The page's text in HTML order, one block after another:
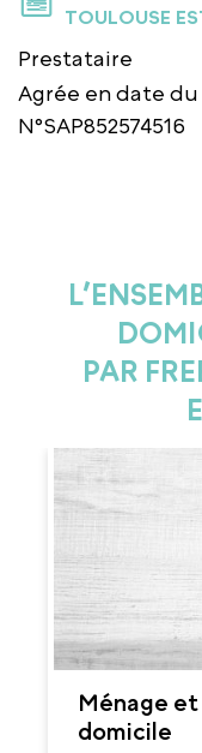
TOULOUSE
Prestataire
Agrée en date du
N°SAP852574516
PAR
Ménage et
domicile